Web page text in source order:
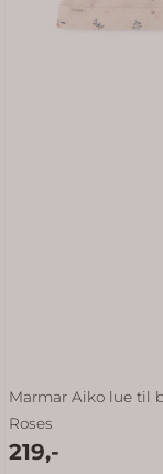
Marmar Aiko lue til
Roses
219,-